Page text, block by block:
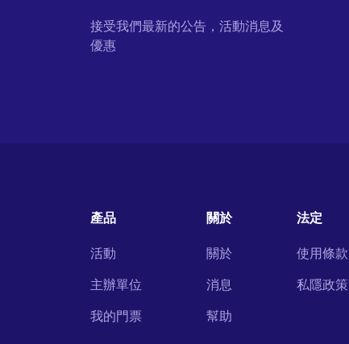
接受我們最新的公告，活動消息及
優惠
產品
活動
主辦單位
我的門票
關於
關於
消息
幫助
法定
使用條款
私隱政策